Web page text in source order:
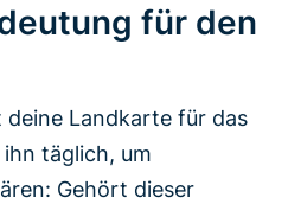
für den
deine Landkarte für das
täglich, um
Gehört dieser